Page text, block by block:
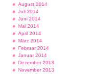
August 2014
Juli 2014
Juni 2014
Mai 2014
April 2014
März 2014
Februar 2014
Januar 2014
Dezember 2013
November 2013